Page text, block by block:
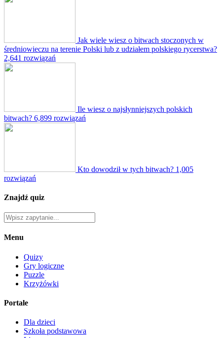
Jak wiele wiesz o bitwach stoczonych w
średniowieczu na terenie Polski lub z udziałem polskiego rycerstwa?
2,641 rozwiązań
Ile wiesz o najsłynniejszych polskich
bitwach? 6,899 rozwiązań
Kto dowodził w tych bitwach? 1,005
rozwiązań
Znajdź quiz
Menu
Quizy
Gry logiczne
Puzzle
Krzyżówki
Portale
Dla dzieci
Szkoła podstawowa